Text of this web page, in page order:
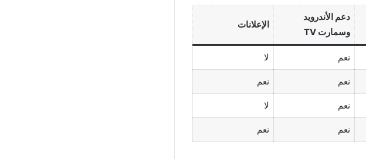
دعم الأندرويد
وسمارت TV
الإعلانات
نعم لا
نعم نعم
نعم لا
نعم نعم